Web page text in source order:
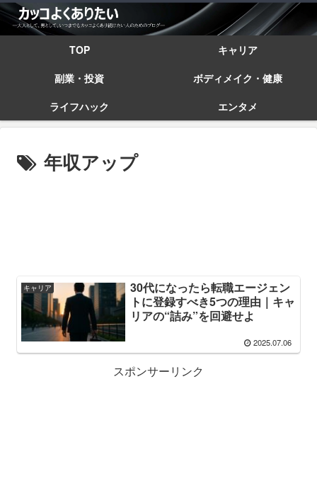
TOP
キャリア
副業・投資
ボディメイク・健康
ライフハック
エンタメ
年収アップ
キャリア
30代になったら転職エージェン
トに登録すべき5つの理由｜キャ
リアの“詰み”を回避せよ
2025.07.06
スポンサーリンク